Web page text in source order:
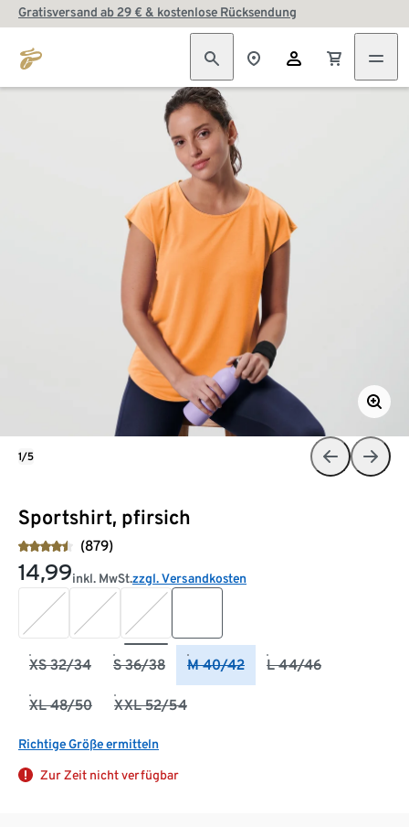
Gratisversand ab 29 € & kostenlose Rücksendung
Sportshirt, pfirsich
(879)
14,99inkl. MwSt.zzgl. Versandkosten
XS 32/34 S 36/38 M 40/42 L 44/46
XL 48/50 XXL 52/54
Richtige Größe ermitteln
Zur Zeit nicht verfügbar
1/5